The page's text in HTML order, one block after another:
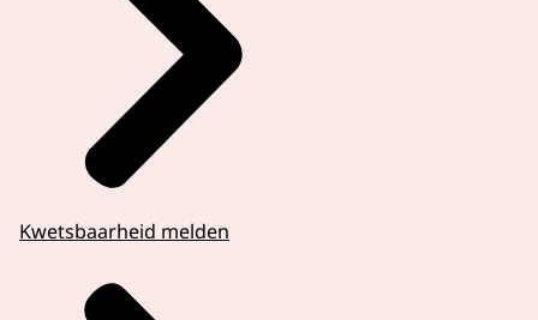
Kwetsbaarheid melden